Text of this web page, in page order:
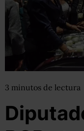
3 minutos de lectura